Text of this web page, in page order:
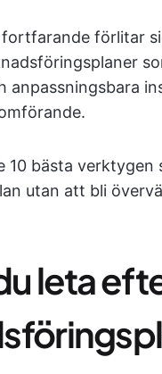
fortfarande förlitar
anpassningsbara
10 bästa
utan att bli
leta